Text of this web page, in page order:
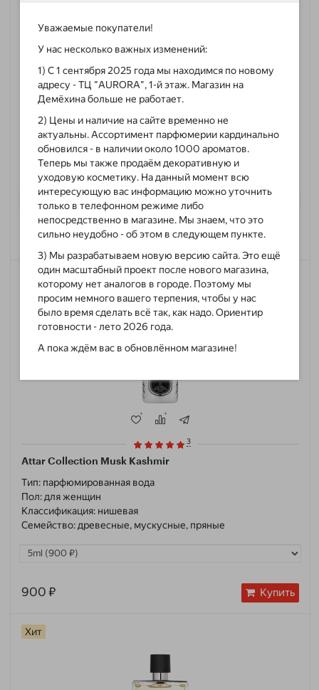
Уважаемые покупатели!
У нас несколько важных изменений:
1) С 1 сентября 2025 года мы находимся по новому
адресу - ТЦ "AURORA", 1-й этаж. Магазин на
Демёхина больше не работает.
2) Цены и наличие на сайте временно не
актуальны. Ассортимент парфюмерии кардинально
обновился - в наличии около 1000 ароматов.
Теперь мы также продаём декоративную и
уходовую косметику. На данный момент всю
интересующую вас информацию можно уточнить
только в телефонном режиме либо
непосредственно в магазине. Мы знаем, что это
сильно неудобно - об этом в следующем пункте.
3) Мы разрабатываем новую версию сайта. Это ещё
один масштабный проект после нового магазина,
которому нет аналогов в городе. Поэтому мы
просим немного вашего терпения, чтобы у нас
было время сделать всё так, как надо. Ориентир
готовности - лето 2026 года.
А пока ждём вас в обновлённом магазине!
Dolce&Gabbana The One For Men Eau de Parfum
7
парфюмированная вода
для мужчин
Классификация:
Семейство:
древесные, пряные
850 ₽ Купить
Attar Collection Musk Kashmir
3
Тип: парфюмированная вода
Пол: для женщин
Классификация: нишевая
Семейство: древесные, мускусные, пряные
900 ₽ Купить
Хит